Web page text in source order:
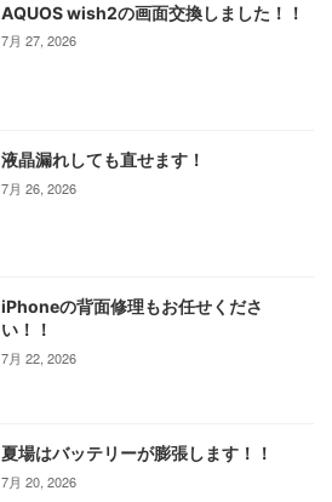
AQUOS wish2の画面交換しました！！
7月 27, 2026
液晶漏れしても直せます！
7月 26, 2026
iPhoneの背面修理もお任せくださ
い！！
7月 22, 2026
夏場はバッテリーが膨張します！！
7月 20, 2026